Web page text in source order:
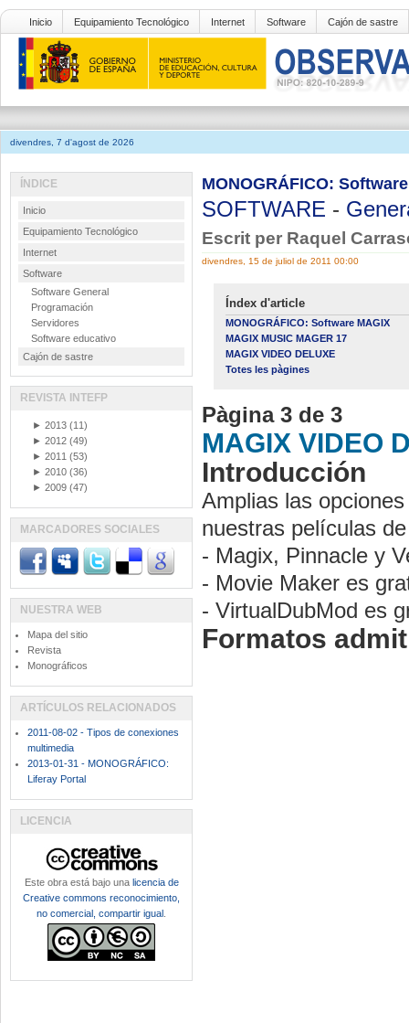
Inicio Equipamiento Tecnológico Internet Software Cajón de sastre
divendres, 7 d'agost de 2026
MONOGRÁFICO:
SOFTWARE -
Escrit per Raquel
divendres, 15 de juliol de 2011 00:00
Índex d'article
MONOGRÁFICO: Software MAGIX
MAGIX MUSIC MAGER 17
MAGIX VIDEO DELUXE
Totes les pàgines
Pàgina 3 de 3
MAGIX VIDEO
Introducción
Amplias las
nuestras películas
- Magix, Pinnacle y
- Movie Maker es
- VirtualDubMod es
Formatos
ÍNDICE
Inicio
Equipamiento Tecnológico
Internet
Software
Software General
Programación
Servidores
Software educativo
Cajón de sastre
REVISTA INTEFP
► 2013 (11)
► 2012 (49)
► 2011 (53)
► 2010 (36)
► 2009 (47)
MARCADORES SOCIALES
NUESTRA WEB
Mapa del sitio
Revista
Monográficos
ARTÍCULOS RELACIONADOS
2011-08-02 - Tipos de conexiones
multimedia
2013-01-31 - MONOGRÁFICO:
Liferay Portal
LICENCIA
Este obra está bajo una licencia de
Creative commons reconocimiento,
no comercial, compartir igual